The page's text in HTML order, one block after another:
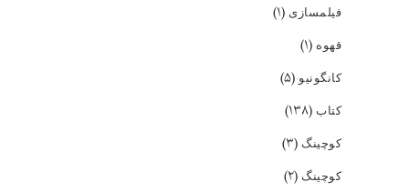
فیلمسازی (۱)
قهوه (۱)
کانگونیو(۵)
کتاب (۱۳۸)
کوچینگ (۳)
کوچینگ (۲)